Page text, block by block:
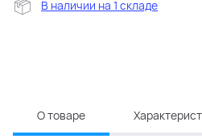
В наличии на 1 складе
О товаре